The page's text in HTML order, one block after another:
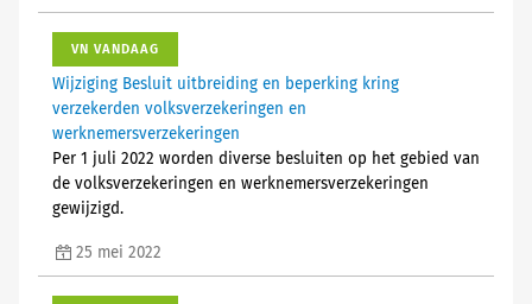
VN VANDAAG
Wijziging Besluit uitbreiding en beperking kring
verzekerden volksverzekeringen en
werknemersverzekeringen
Per 1 juli 2022 worden diverse besluiten op het gebied van
de volksverzekeringen en werknemersverzekeringen
gewijzigd.
25 mei 2022